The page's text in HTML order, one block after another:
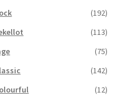
(192)
(113)
(75)
(142)
(12)